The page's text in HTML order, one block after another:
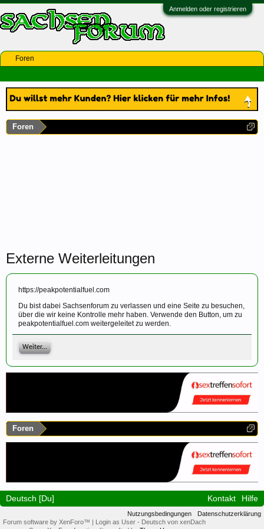
Anmelden oder registrieren
Foren
Externe Weiterleitungen
https://peakpotentialfuel.com
Du bist dabei Sachsenforum zu verlassen und eine Seite zu besuchen,
über die wir keine Kontrolle mehr haben. Verwende den Button, um zu
peakpotentialfuel.com weitergeleitet zu werden.
Weiter...
Foren
Foren
Deutsch [Du] Kontakt Hilfe
Nutzungsbedingungen
Datenschutzerklärung
Forum software by XenForo™ | Login as User - Deutsch von xenDach